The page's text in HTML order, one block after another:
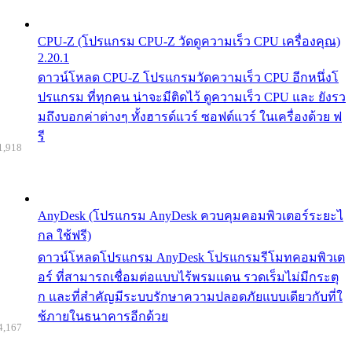
CPU-Z (โปรแกรม CPU-Z วัดดูความเร็ว CPU เครื่องคุณ)
2.20.1
ดาวน์โหลด CPU-Z โปรแกรมวัดความเร็ว CPU อีกหนึ่งโ
ปรแกรม ที่ทุกคน น่าจะมีติดไว้ ดูความเร็ว CPU และ ยังรว
มถึงบอกค่าต่างๆ ทั้งฮารด์แวร์ ซอฟต์แวร์ ในเครื่องด้วย ฟ
รี
AnyDesk (โปรแกรม AnyDesk ควบคุมคอมพิวเตอร์ระยะไ
กล ใช้ฟรี)
ดาวน์โหลดโปรแกรม AnyDesk โปรแกรมรีโมทคอมพิวเต
อร์ ที่สามารถเชื่อมต่อแบบไร้พรมแดน รวดเร็มไม่มีกระตุ
ก และที่สำคัญมีระบบรักษาความปลอดภัยแบบเดียวกับที่ใ
ช้ภายในธนาคารอีกด้วย